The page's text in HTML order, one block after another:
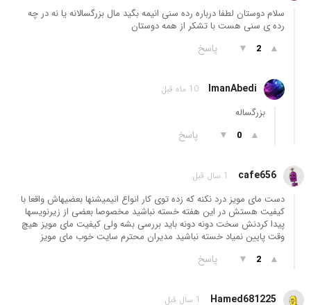
سلام دوستان لطفا درباره رده سنی انیمه بگید مال بزرگسالانه یا نه در چه
رده ی سنی هست با تشکر از همه دوستان
▲
2
▼ پاسخ
ImanAbedi 10 ماه قبل
بزرگساله
▲
0
▼ پاسخ
cafe656 1 سال قبل
دست مای مویز درد نکنه که زده توی کار انواع انیمیشنها بعضیهاش واقعا با
کیفیت هستش در این هفته خسته نباشید مخصوصا بعضی از زیرنویسها
پیدا کردنش سخت دونه دونه باید بررسی بشه ولی کیفیت مای مویز هیچ
وقت پایین نمیاد خسته نباشید مدیران محترم سایت خوب مای مویز
▲
2
▼ پاسخ
Hamed681225 1 سال قبل